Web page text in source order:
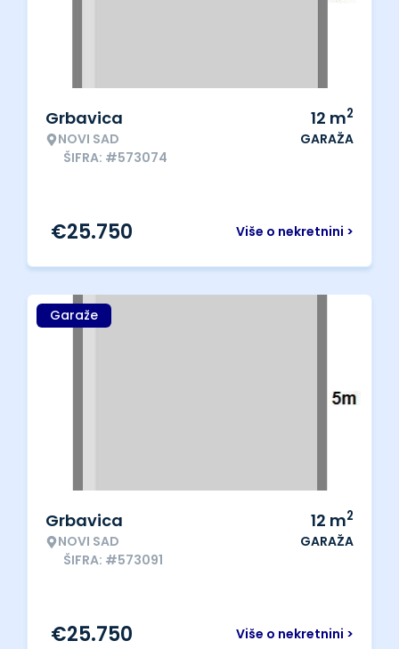
Grbavica
NOVI SAD
ŠIFRA: #573074
12 m2
GARAŽA
Više o nekretnini >
€25.750
Garaže
Grbavica
NOVI SAD
ŠIFRA: #573091
12 m2
GARAŽA
Više o nekretnini >
€25.750